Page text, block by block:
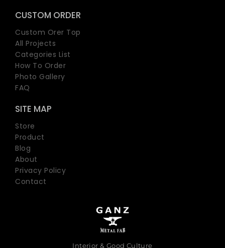
CUSTOM ORDER
Custom Orer Top
All Projects
Categories List
How To Order
Photo Gallery
FAQ
SITE MAP
Store
Product
Blog
About
Privacy Policy
Contact
Interior & Good Culture